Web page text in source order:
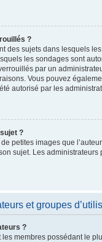
?
des sujets dans lesquels
les sondages sont
par un
Vous pouvez
autorisé par les
?
petites images que
sujet. Les administrateurs
et groupes
?
les membres possédant le